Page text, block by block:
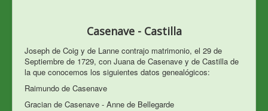
Casenave - Castilla
Joseph de Coig y de Lanne contrajo matrimonio, el 29 de
Septiembre de 1729, con Juana de Casenave y de Castilla de
la que conocemos los siguientes datos genealógicos:
Raimundo de Casenave
Gracian de Casenave - Anne de Bellegarde